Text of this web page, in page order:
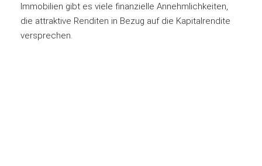
Immobilien gibt es viele finanzielle Annehmlichkeiten,
die attraktive Renditen in Bezug auf die Kapitalrendite
versprechen.